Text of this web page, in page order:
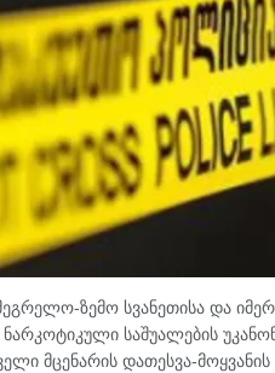
ზემო სვანეთისა და
საშუალების
მცენარის დათესვა-